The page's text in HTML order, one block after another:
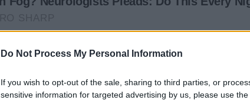
Do Not Process My Personal Information
If you wish to opt-out of the sale, sharing to third parties, or
sensitive information for targeted advertising by us, please use